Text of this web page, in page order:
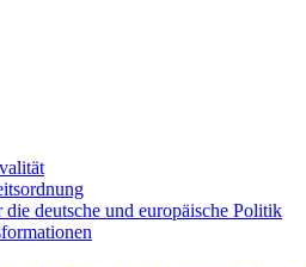
deutsche und europäische Politik